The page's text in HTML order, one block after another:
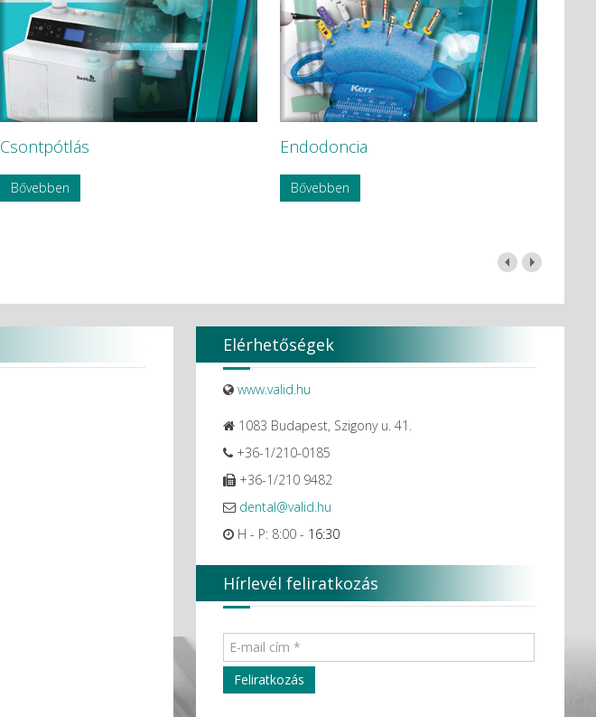
Csontpótlás
Bővebben
Endodoncia
Bővebben
Elérhetőségek
www.valid.hu
1083 Budapest, Szigony u. 41.
+36-1/210-0185
+36-1/210 9482
dental@valid.hu
H - P: 8:00 - 16:30
Hírlevél feliratkozás